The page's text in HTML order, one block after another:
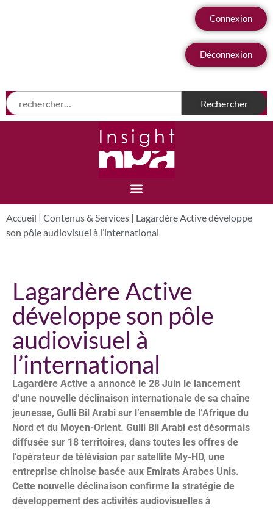
Connexion
Déconnexion
Accueil | Contenus & Services | Lagardère Active développe
son pôle audiovisuel à l’international
Lagardère Active
développe son pôle
audiovisuel à
l’international
Lagardère Active a annoncé le 28 Juin le lancement
d’une nouvelle déclinaison internationale de sa chaîne
jeunesse, Gulli Bil Arabi sur l’ensemble de l’Afrique du
Nord et du Moyen-Orient. Gulli Bil Arabi est désormais
diffusée sur 18 territoires, dans toutes les offres de
l’opérateur de télévision par satellite My-HD, une
entreprise chinoise basée aux Emirats Arabes Unis.
Cette nouvelle déclinaison confirme la stratégie de
développement des activités audiovisuelles à